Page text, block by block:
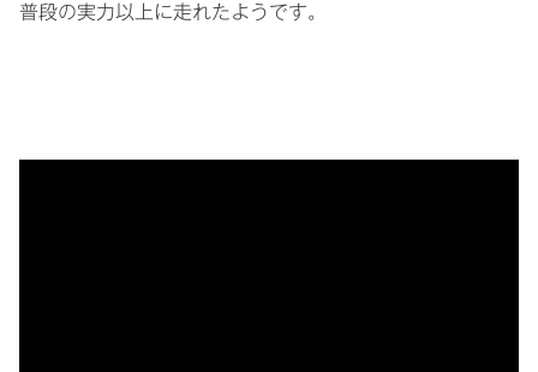
普段の実力以上に走れたようです。